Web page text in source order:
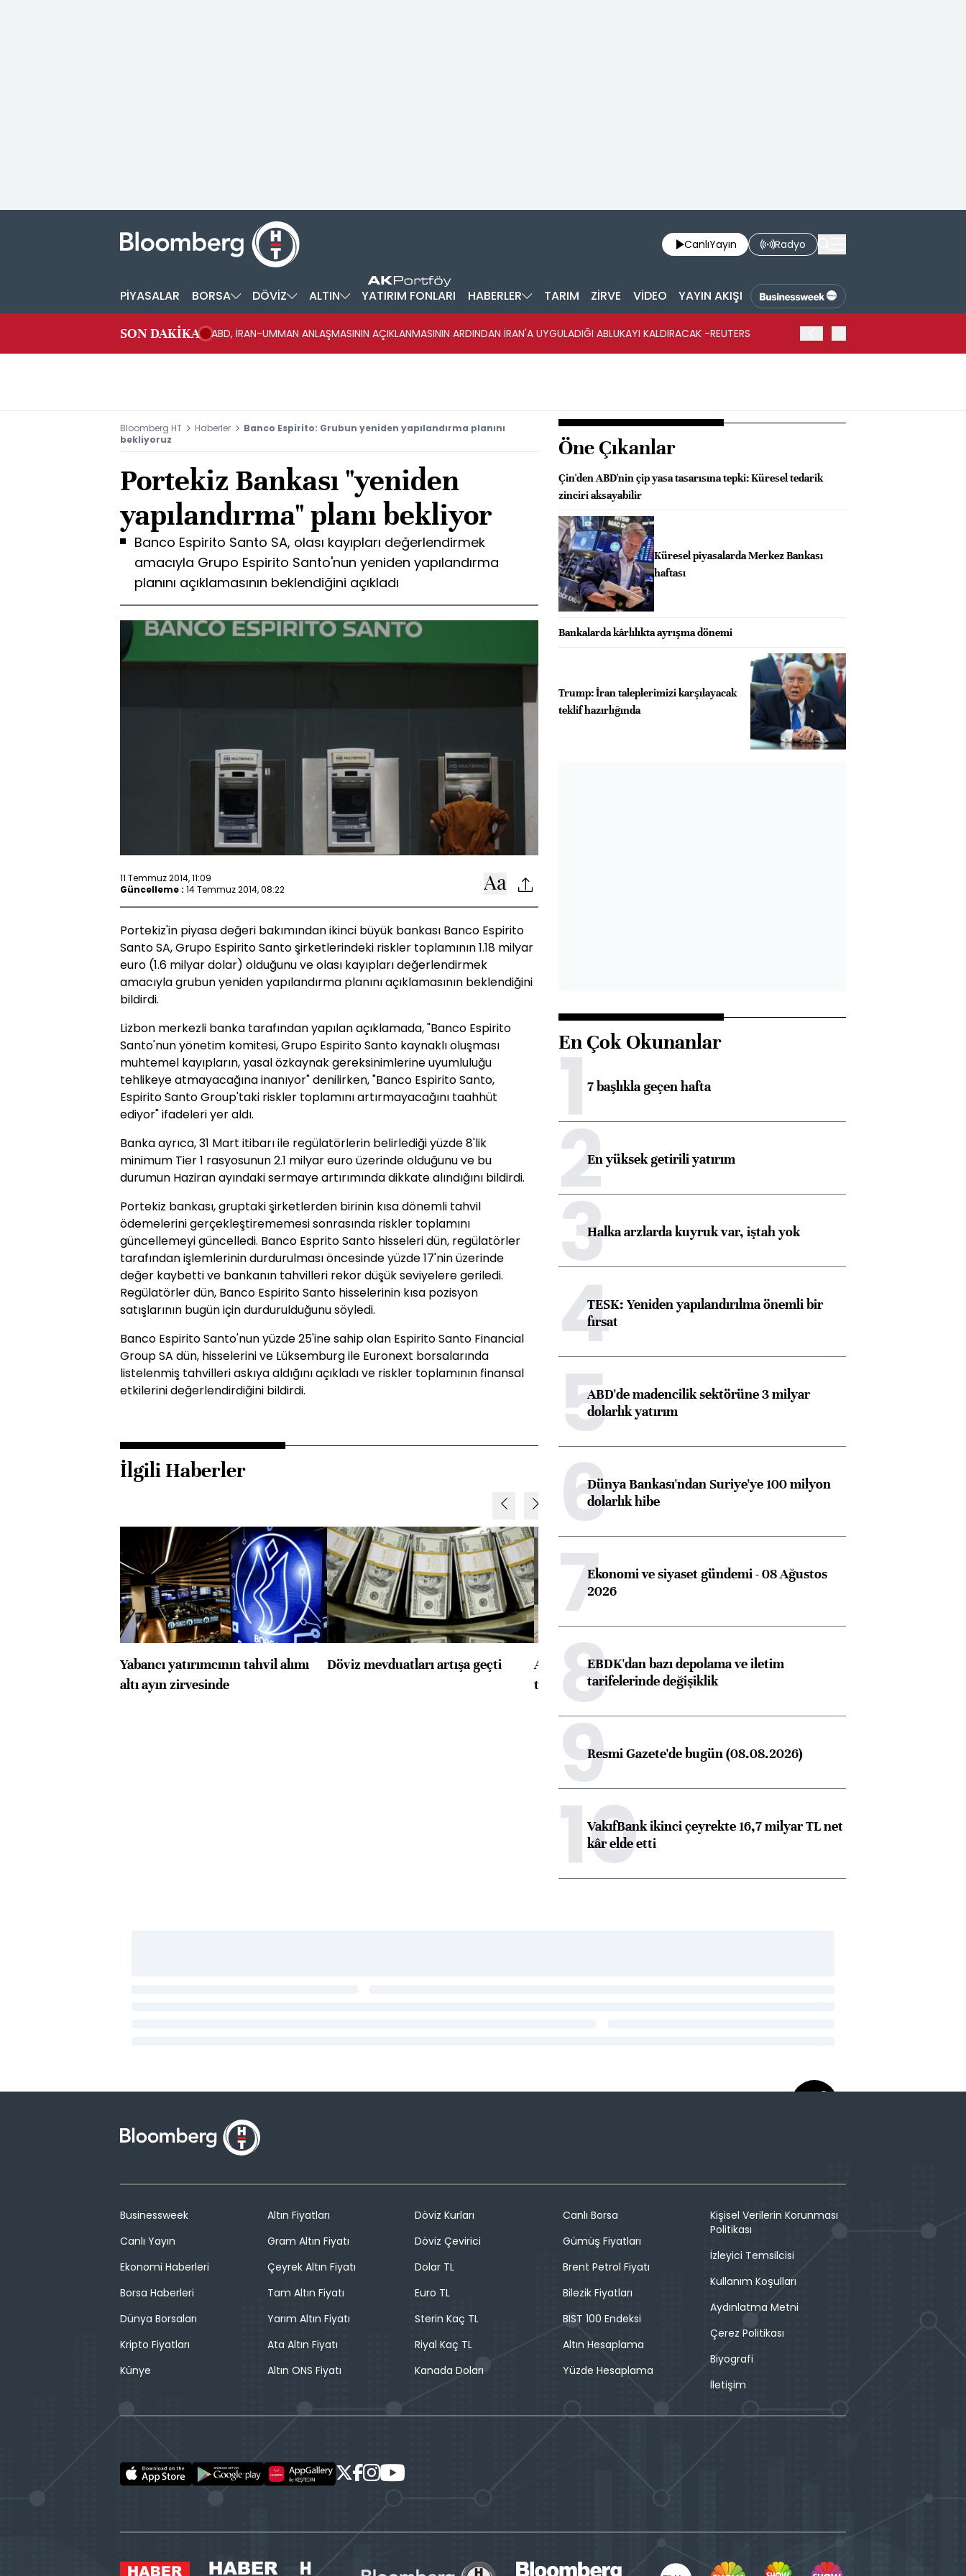
CanlıYayın Radyo
PİYASALAR BORSA DÖVİZ ALTIN YATIRIM FONLARI HABERLER TARIM ZİRVE VİDEO YAYIN AKIŞI
SON DAKİKA ABD, İRAN-UMMAN ANLAŞMASININ AÇIKLANMASININ ARDINDAN İRAN'A UYGULADIĞI ABLUKAYI KALDIRACAK -REUTERS
Bloomberg HT Haberler
Banco Espirito: Grubun yeniden yapılandırma planını
bekliyoruz
Portekiz Bankası "yeniden
yapılandırma" planı bekliyor
Banco Espirito Santo SA, olası kayıpları değerlendirmek
amacıyla Grupo Espirito Santo'nun yeniden yapılandırma
planını açıklamasının beklendiğini açıkladı
11 Temmuz 2014, 11:09
Güncelleme : 14 Temmuz 2014, 08:22
Portekiz'in piyasa değeri bakımından ikinci büyük bankası Banco Espirito
Santo SA, Grupo Espirito Santo şirketlerindeki riskler toplamının 1.18 milyar
euro (1.6 milyar dolar) olduğunu ve olası kayıpları değerlendirmek
amacıyla grubun yeniden yapılandırma planını açıklamasının beklendiğini
bildirdi.
Lizbon merkezli banka tarafından yapılan açıklamada, "Banco Espirito
Santo'nun yönetim komitesi, Grupo Espirito Santo kaynaklı oluşması
muhtemel kayıpların, yasal özkaynak gereksinimlerine uyumluluğu
tehlikeye atmayacağına inanıyor" denilirken, "Banco Espirito Santo,
Espirito Santo Group'taki riskler toplamını artırmayacağını taahhüt
ediyor" ifadeleri yer aldı.
Banka ayrıca, 31 Mart itibarı ile regülatörlerin belirlediği yüzde 8'lik
minimum Tier 1 rasyosunun 2.1 milyar euro üzerinde olduğunu ve bu
durumun Haziran ayındaki sermaye artırımında dikkate alındığını bildirdi.
Portekiz bankası, gruptaki şirketlerden birinin kısa dönemli tahvil
ödemelerini gerçekleştirememesi sonrasında riskler toplamını
güncellemeyi güncelledi. Banco Esprito Santo hisseleri dün, regülatörler
tarafından işlemlerinin durdurulması öncesinde yüzde 17'nin üzerinde
değer kaybetti ve bankanın tahvilleri rekor düşük seviyelere geriledi.
Regülatörler dün, Banco Espirito Santo hisselerinin kısa pozisyon
satışlarının bugün için durdurulduğunu söyledi.
Banco Espirito Santo'nun yüzde 25'ine sahip olan Espirito Santo Financial
Group SA dün, hisselerini ve Lüksemburg ile Euronext borsalarında
listelenmiş tahvilleri askıya aldığını açıkladı ve riskler toplamının finansal
etkilerini değerlendirdiğini bildirdi.
İlgili Haberler
Yabancı yatırımcının tahvil alımı
altı ayın zirvesinde
Döviz mevduatları artışa geçti
ABD'de konut başlangıçları
toparlandı
konusunda Unicredit ile
Öne Çıkanlar
Çin'den ABD'nin çip yasa tasarısına tepki: Küresel tedarik
zinciri aksayabilir
Küresel piyasalarda Merkez Bankası
haftası
Bankalarda kârlılıkta ayrışma dönemi
Trump: İran taleplerimizi karşılayacak
teklif hazırlığında
En Çok Okunanlar
17 başlıkla geçen hafta
2En yüksek getirili yatırım
3Halka arzlarda kuyruk var, iştah yok
4TESK: Yeniden yapılandırılma önemli bir
fırsat
5ABD'de madencilik sektörüne 3 milyar
dolarlık yatırım
6Dünya Bankası'ndan Suriye'ye 100 milyon
dolarlık hibe
7Ekonomi ve siyaset gündemi - 08 Ağustos
2026
8EBDK'dan bazı depolama ve iletim
tarifelerinde değişiklik
9Resmi Gazete'de bugün (08.08.2026)
10
VakıfBank ikinci çeyrekte 16,7 milyar TL net
kâr elde etti
Businessweek
Canlı Yayın
Ekonomi Haberleri
Borsa Haberleri
Dünya Borsaları
Kripto Fiyatları
Künye
Altın Fiyatları
Gram Altın Fiyatı
Çeyrek Altın Fiyatı
Tam Altın Fiyatı
Yarım Altın Fiyatı
Ata Altın Fiyatı
Altın ONS Fiyatı
Döviz Kurları
Döviz Çevirici
Dolar TL
Euro TL
Sterin Kaç TL
Riyal Kaç TL
Kanada Doları
Canlı Borsa
Gümüş Fiyatları
Brent Petrol Fiyatı
Bilezik Fiyatları
BIST 100 Endeksi
Altın Hesaplama
Yüzde Hesaplama
Kişisel Verilerin Korunması
Politikası
İzleyici Temsilcisi
Kullanım Koşulları
Aydınlatma Metni
Çerez Politikası
Biyografi
İletişim